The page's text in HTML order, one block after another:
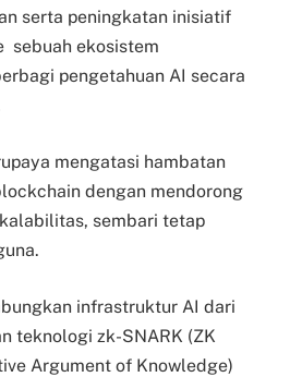
serta peningkatan inisiatif
sebuah ekosistem
pengetahuan AI secara
mengatasi hambatan
dengan mendorong
sembari tetap
infrastruktur AI dari
teknologi zk-SNARK (ZK
Argument of Knowledge)